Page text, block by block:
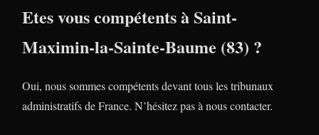
Etes vous compétents à Saint-
Maximin-la-Sainte-Baume (83) ?
Oui, nous sommes compétents devant tous les tribunaux
administratifs de France. N’hésitez pas à nous contacter.